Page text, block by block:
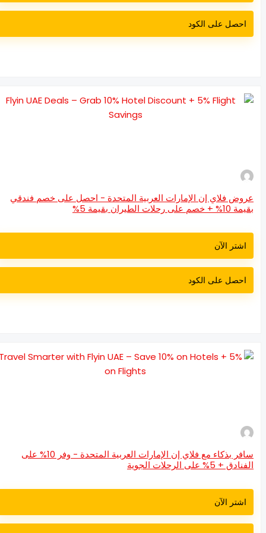
احصل على الكود
فلاي إن الإمارات العربية المتحدة - احصل على خصم فندقي
على رحلات الطيران بقيمة 5%
اشتر الآن
احصل على الكود
سافر بذكاء مع فلاي إن الإمارات العربية المتحدة - وفر 10% على
+ 5% على الرحلات الجوية
اشتر الآن